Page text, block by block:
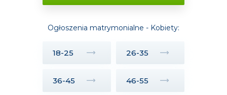
Ogłoszenia matrymonialne - Kobiety:
18-25 26-35
36-45 46-55